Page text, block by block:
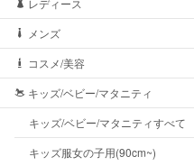
メンズ
コスメ/美容
キッズ/ベビー/マタニティ
キッズ/ベビー/マタニティすべて
キッズ服女の子用(90cm~)